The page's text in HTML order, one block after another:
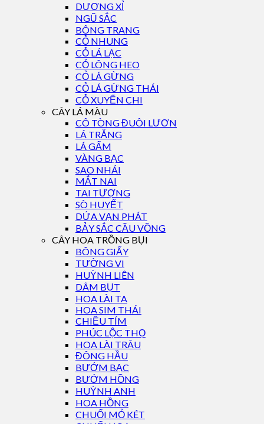
DƯƠNG XỈ
NGŨ SẮC
BÔNG TRANG
CỎ NHUNG
CỎ LÁ LẠC
CỎ LÔNG HEO
CỎ LÁ GỪNG
CỎ LÁ GỪNG THÁI
CỎ XUYẾN CHI
CÂY LÁ MÀU
CÔ TÒNG ĐUÔI LƯƠN
LÁ TRẮNG
LÁ GẤM
VÀNG BẠC
SAO NHÁI
MẮT NAI
TAI TƯỢNG
SÒ HUYẾT
DỨA VẠN PHÁT
BẢY SẮC CẦU VỒNG
CÂY HOA TRỒNG BỤI
BÔNG GIẤY
TƯỜNG VI
HUỲNH LIÊN
DÂM BỤT
HOA LÀI TA
HOA SIM THÁI
CHIỀU TÍM
PHÚC LỘC THỌ
HOA LÀI TRÂU
ĐÔNG HẦU
BƯỚM BẠC
BƯỚM HỒNG
HUỲNH ANH
HOA HỒNG
CHUỐI MỎ KÉT